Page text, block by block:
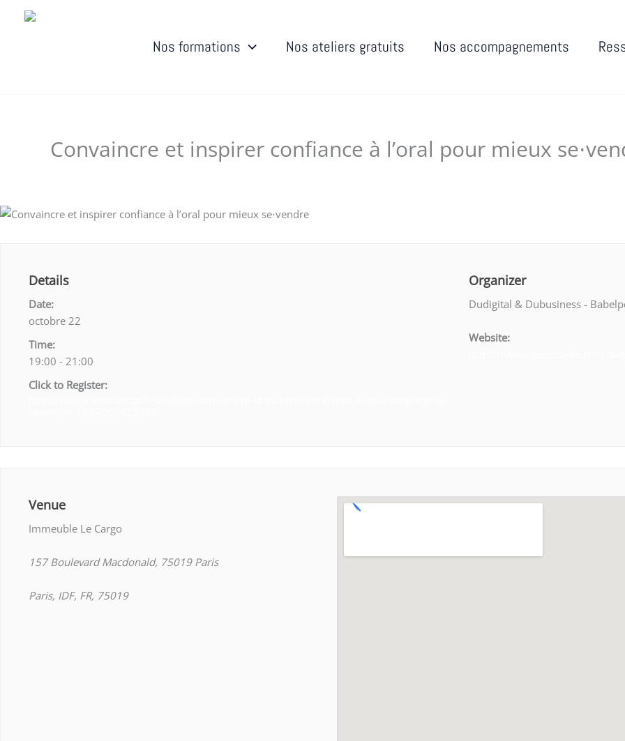
Nos formations Nos ateliers gratuits Nos accompagnements
Convaincre et inspirer confiance à l’oral pour mieux
Details
Date:
octobre 22
Time:
19:00 - 21:00
Click to Register:
Organizer
Dudigital & Dubusiness -
Website:
Venue
Immeuble Le Cargo
157 Boulevard Macdonald, 75019 Paris
Paris, IDF, FR, 75019